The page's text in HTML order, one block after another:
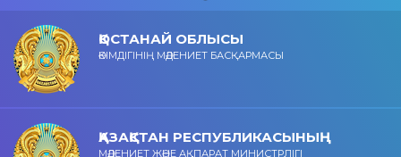
ҚОСТАНАЙ ОБЛЫСЫ
ӘКІМДІГІНІҢ МӘДЕНИЕТ БАСҚАРМАСЫ
ҚАЗАҚСТАН РЕСПУБЛИКАСЫНЫҢ
МӘДЕНИЕТ ЖӘНЕ АҚПАРАТ МИНИСТРЛІГІ